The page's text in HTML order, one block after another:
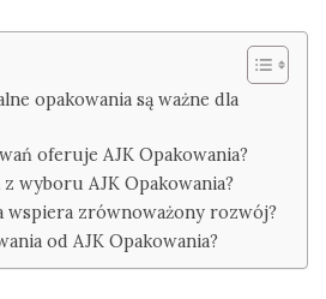
opakowania są ważne dla
oferuje AJK Opakowania?
wyboru AJK Opakowania?
wspiera zrównoważony rozwój?
od AJK Opakowania?